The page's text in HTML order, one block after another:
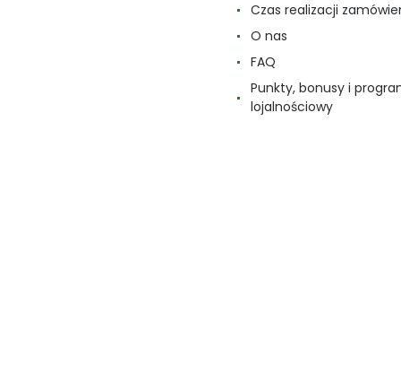
Czas realizacji
O nas
FAQ
Punkty, bonusy i
lojalnościowy